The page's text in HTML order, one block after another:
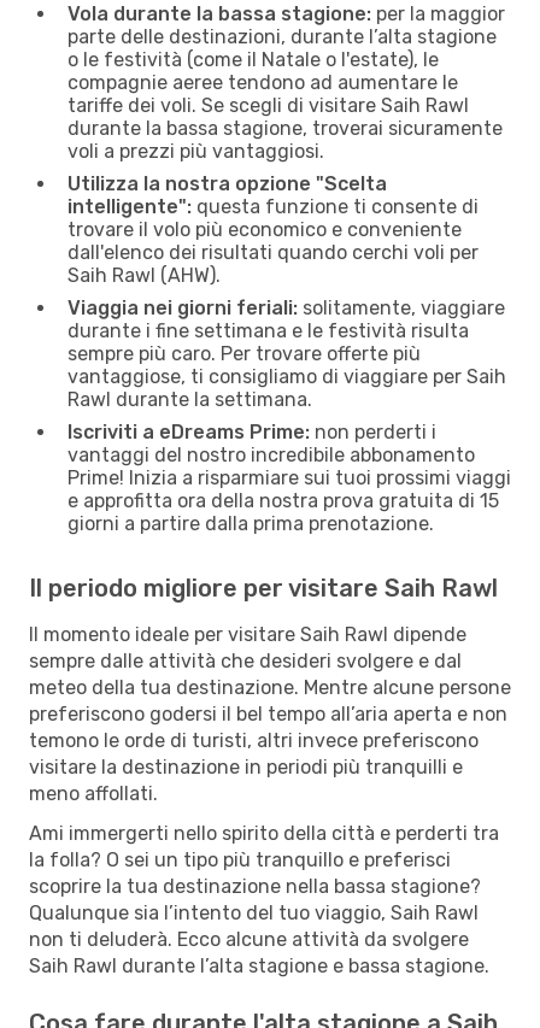
Vola durante la bassa stagione: per la maggior
parte delle destinazioni, durante l’alta stagione
o le festività (come il Natale o l'estate), le
compagnie aeree tendono ad aumentare le
tariffe dei voli. Se scegli di visitare Saih Rawl
durante la bassa stagione, troverai sicuramente
voli a prezzi più vantaggiosi.
Utilizza la nostra opzione "Scelta
intelligente": questa funzione ti consente di
trovare il volo più economico e conveniente
dall'elenco dei risultati quando cerchi voli per
Saih Rawl (AHW).
Viaggia nei giorni feriali: solitamente, viaggiare
durante i fine settimana e le festività risulta
sempre più caro. Per trovare offerte più
vantaggiose, ti consigliamo di viaggiare per Saih
Rawl durante la settimana.
Iscriviti a eDreams Prime: non perderti i
vantaggi del nostro incredibile abbonamento
Prime! Inizia a risparmiare sui tuoi prossimi viaggi
e approfitta ora della nostra prova gratuita di 15
giorni a partire dalla prima prenotazione.
Il periodo migliore per visitare Saih Rawl
Il momento ideale per visitare Saih Rawl dipende
sempre dalle attività che desideri svolgere e dal
meteo della tua destinazione. Mentre alcune persone
preferiscono godersi il bel tempo all’aria aperta e non
temono le orde di turisti, altri invece preferiscono
visitare la destinazione in periodi più tranquilli e
meno affollati.
Ami immergerti nello spirito della città e perderti tra
la folla? O sei un tipo più tranquillo e preferisci
scoprire la tua destinazione nella bassa stagione?
Qualunque sia l’intento del tuo viaggio, Saih Rawl
non ti deluderà. Ecco alcune attività da svolgere
Saih Rawl durante l’alta stagione e bassa stagione.